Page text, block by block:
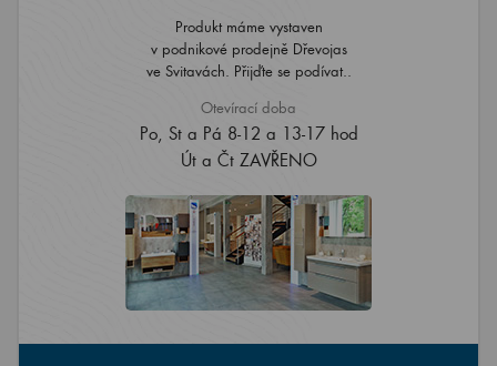
Produkt máme vystaven
v podnikové prodejně Dřevojas
ve Svitavách. Přijďte se podívat..
Otevírací doba
Po, St a Pá 8-12 a 13-17 hod
Út a Čt ZAVŘENO